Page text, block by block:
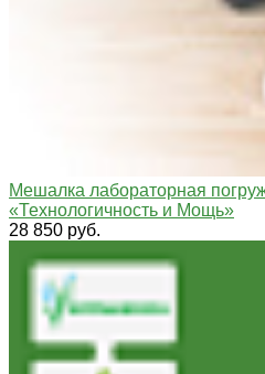
Мешалка лабораторная
«Технологичность и Мощь»
28 850 руб.